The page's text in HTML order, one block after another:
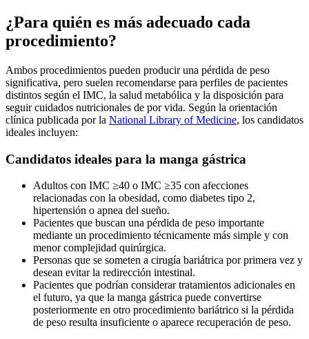
¿Para quién es más adecuado cada
procedimiento?
Ambos procedimientos pueden producir una pérdida de peso
significativa, pero suelen recomendarse para perfiles de pacientes
distintos según el IMC, la salud metabólica y la disposición para
seguir cuidados nutricionales de por vida. Según la orientación
clínica publicada por la National Library of Medicine, los candidatos
ideales incluyen:
Candidatos ideales para la manga gástrica
Adultos con IMC ≥40 o IMC ≥35 con afecciones
relacionadas con la obesidad, como diabetes tipo 2,
hipertensión o apnea del sueño.
Pacientes que buscan una pérdida de peso importante
mediante un procedimiento técnicamente más simple y con
menor complejidad quirúrgica.
Personas que se someten a cirugía bariátrica por primera vez y
desean evitar la redirección intestinal.
Pacientes que podrían considerar tratamientos adicionales en
el futuro, ya que la manga gástrica puede convertirse
posteriormente en otro procedimiento bariátrico si la pérdida
de peso resulta insuficiente o aparece recuperación de peso.